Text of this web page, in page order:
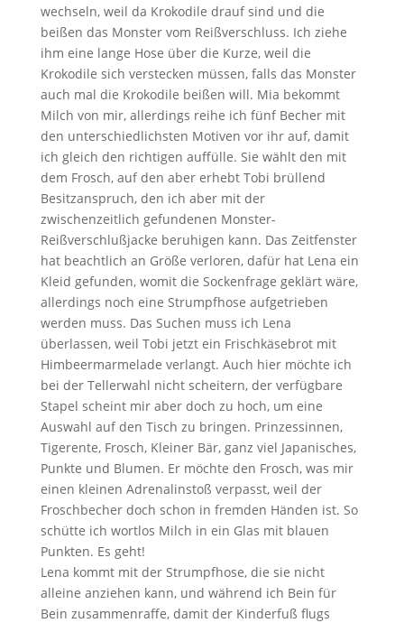
wechseln, weil da Krokodile drauf sind und die
beißen das Monster vom Reißverschluss. Ich ziehe
ihm eine lange Hose über die Kurze, weil die
Krokodile sich verstecken müssen, falls das Monster
auch mal die Krokodile beißen will. Mia bekommt
Milch von mir, allerdings reihe ich fünf Becher mit
den unterschiedlichsten Motiven vor ihr auf, damit
ich gleich den richtigen auffülle. Sie wählt den mit
dem Frosch, auf den aber erhebt Tobi brüllend
Besitzanspruch, den ich aber mit der
zwischenzeitlich gefundenen Monster-
Reißverschlußjacke beruhigen kann. Das Zeitfenster
hat beachtlich an Größe verloren, dafür hat Lena ein
Kleid gefunden, womit die Sockenfrage geklärt wäre,
allerdings noch eine Strumpfhose aufgetrieben
werden muss. Das Suchen muss ich Lena
überlassen, weil Tobi jetzt ein Frischkäsebrot mit
Himbeermarmelade verlangt. Auch hier möchte ich
bei der Tellerwahl nicht scheitern, der verfügbare
Stapel scheint mir aber doch zu hoch, um eine
Auswahl auf den Tisch zu bringen. Prinzessinnen,
Tigerente, Frosch, Kleiner Bär, ganz viel Japanisches,
Punkte und Blumen. Er möchte den Frosch, was mir
einen kleinen Adrenalinstoß verpasst, weil der
Froschbecher doch schon in fremden Händen ist. So
schütte ich wortlos Milch in ein Glas mit blauen
Punkten. Es geht!
Lena kommt mit der Strumpfhose, die sie nicht
alleine anziehen kann, und während ich Bein für
Bein zusammenraffe, damit der Kinderfuß flugs